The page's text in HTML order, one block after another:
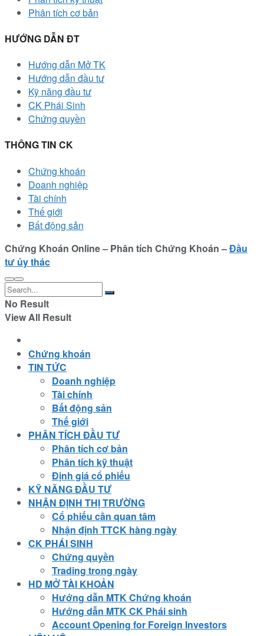
Phân tích cơ bản
HƯỚNG DẪN ĐT
Hướng dẫn Mở TK
Hướng dẫn đầu tư
Kỹ năng đầu tư
CK Phái Sinh
Chứng quyền
THÔNG TIN CK
Chứng khoán
Doanh nghiệp
Tài chính
Thế giới
Bất động sản
Chứng Khoán Online – Phân tích Chứng Khoán –Đầu
tư ủy thác
No Result
View All Result
Chứng khoán
TIN TỨC
Doanh nghiệp
Tài chính
Bất động sản
Thế giới
PHÂN TÍCH ĐẦU TƯ
Phân tích cơ bản
Phân tích kỹ thuật
Định giá cổ phiếu
KỸ NĂNG ĐẦU TƯ
NHẬN ĐỊNH THỊ TRƯỜNG
Cổ phiếu cần quan tâm
Nhận định TTCK hàng ngày
CK PHÁI SINH
Chứng quyền
Trading trong ngày
HD MỞ TÀI KHOẢN
Hướng dẫn MTK Chứng khoán
Hướng dẫn MTK CK Phái sinh
Account Opening for Foreign Investors